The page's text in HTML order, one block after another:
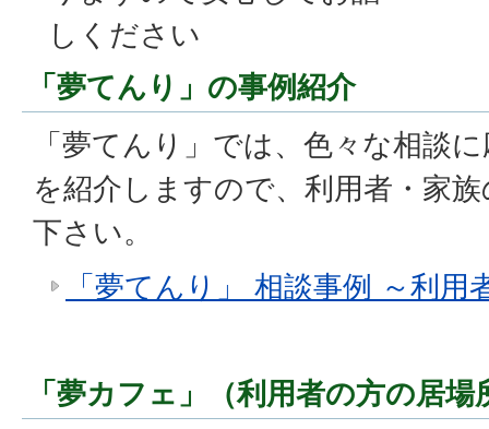
しください
「夢てんり」の事例紹介
「夢てんり」では、色々な相談
を紹介しますので、利用者・家
下さい。
「夢てんり」 相談事例 ～利用
「夢カフェ」（利用者の方の居場